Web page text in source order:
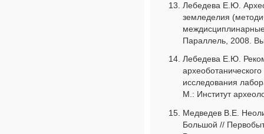
Лебедева Е.Ю.
земледелия
Параллель, 2008.
Лебедева Е.Ю.
исследования
М.: Институт
Медведев В.Е.
Большой //